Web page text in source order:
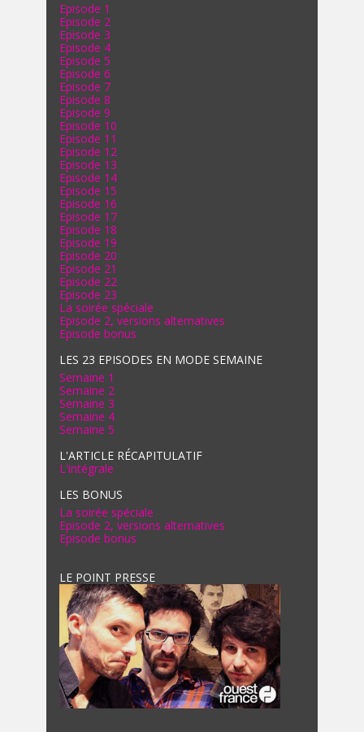
Episode 1
Episode 2
Episode 3
Episode 4
Episode 5
Episode 6
Episode 7
Episode 8
Episode 9
Episode 10
Episode 11
Episode 12
Episode 13
Episode 14
Episode 15
Episode 16
Episode 17
Episode 18
Episode 19
Episode 20
Episode 21
Episode 22
Episode 23
La soirée spéciale
Episode 2, versions alternatives
Episode bonus
LES 23 EPISODES EN MODE SEMAINE
Semaine 1
Semaine 2
Semaine 3
Semaine 4
Semaine 5
L'ARTICLE RÉCAPITULATIF
L'intégrale
LES BONUS
La soirée spéciale
Episode 2, versions alternatives
Episode bonus
LE POINT PRESSE